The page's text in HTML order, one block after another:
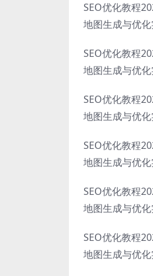
SEO优化教程
地图生成与优
SEO优化教程
地图生成与优
SEO优化教程
地图生成与优
SEO优化教程
地图生成与优
SEO优化教程
地图生成与优
SEO优化教程
地图生成与优